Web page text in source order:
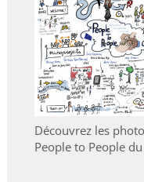
Découvrez les
People to People